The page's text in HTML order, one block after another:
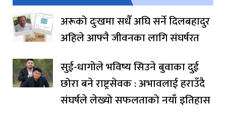
अरूको दुःखमा सधैँ अघि सर्ने दिलबहादुर
अहिले आफ्नै जीवनका लागि संघर्षरत
सुई-धागोले भविष्य सिउने बुवाका दुई
छोरा बने राष्ट्रसेवक : अभावलाई हराउँदै
संघर्षले लेख्यो सफलताको नयाँ इतिहास